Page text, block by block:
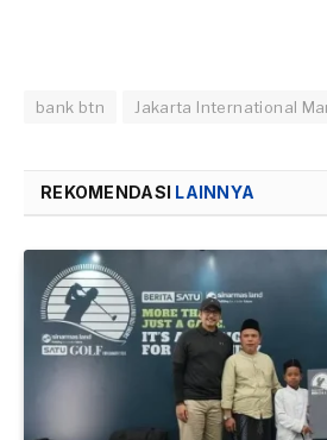
bank btn Jakarta International
REKOMENDASI LAINNYA